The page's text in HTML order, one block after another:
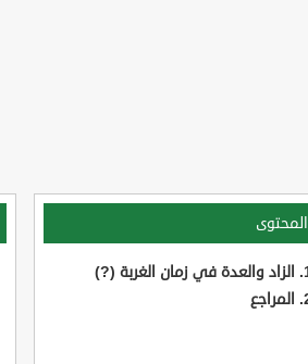
المحتوى
الزاد والعدة في زمان الغربة (?)
المراجع